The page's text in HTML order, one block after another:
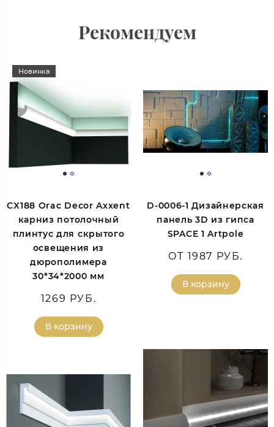
Рекомендуем
Новинка
CX188 Orac Decor Axxent
карниз потолочный
плинтус для скрытого
освещения из
дюрополимера
30*34*2000 мм
1269 РУБ.
В корзину
D-0006-1 Дизайнерская
панель 3D из гипса
SPACE 1 Artpole
ОТ 1987 РУБ.
В корзину